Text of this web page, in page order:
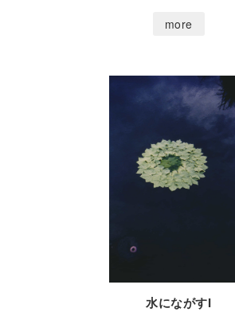
水にながすI